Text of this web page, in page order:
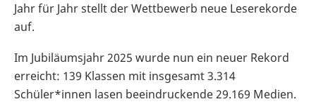
Jahr für Jahr stellt der Wettbewerb neue Leserekorde
auf.
Im Jubiläumsjahr 2025 wurde nun ein neuer Rekord
erreicht: 139 Klassen mit insgesamt 3.314
Schüler*innen lasen beeindruckende 29.169 Medien.